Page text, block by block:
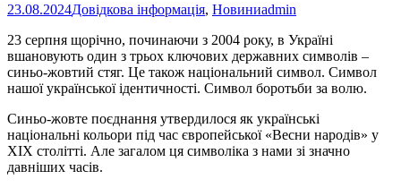
23.08.2024Довідкова інформація, Новиниadmin
23 серпня щорічно, починаючи з 2004 року, в Україні
вшановують один з трьох ключових державних символів –
синьо-жовтий стяг. Це також національний символ. Символ
нашої української ідентичності. Символ боротьби за волю.
Синьо-жовте поєднання утвердилося як українські
національні кольори під час європейської «Весни народів» у
ХІХ столітті. Але загалом ця символіка з нами зі значно
давніших часів.